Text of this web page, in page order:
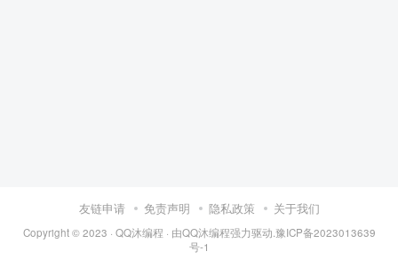
友链申请 免责声明 隐私政策 关于我们
Copyright © 2023 · QQ沐编程 · 由QQ沐编程强力驱动. 豫ICP备2023013639
号-1